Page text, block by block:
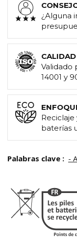
¿Alguna
Validado
14001 y
baterías
Palabras clave : -